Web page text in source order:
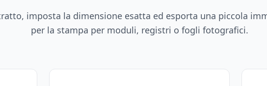
imposta la dimensione esatta ed esporta una piccola
per la stampa per moduli, registri o fogli fotografici.